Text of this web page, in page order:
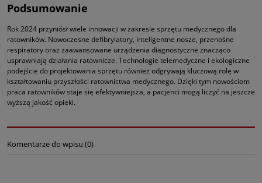
Podsumowanie
Rok 2024 przyniósł wiele innowacji w zakresie sprzętu medycznego dla
ratowników. Nowoczesne defibrylatory, inteligentne nosze, przenośne
respiratory oraz zaawansowane urządzenia diagnostyczne znacząco
usprawniają działania ratownicze. Technologie telemedyczne i ekologiczne
podejście do projektowania sprzętu również odgrywają kluczową rolę w
kształtowaniu przyszłości ratownictwa medycznego. Dzięki tym nowościom
praca ratowników staje się efektywniejsza, a pacjenci mogą liczyć na jeszcze
wyższą jakość opieki.
Komentarze do wpisu (0)